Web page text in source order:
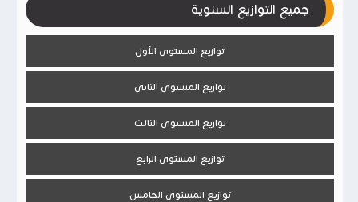
جميع التوازيع السنوية
توازيع المستوى الأول
توازيع المستوى الثاني
توازيع المستوى الثالث
توازيع المستوى الرابع
توازيع المستوى الخامس